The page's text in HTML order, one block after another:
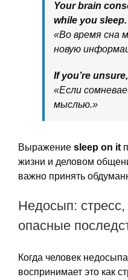
Your brain
while you sleep.
«Во время сна
новую
If you’re
«Если
мыслью.»
Выражение sleep on it
жизни и деловом
важно принять
Недосып:
опасные
Когда человек
воспринимает это как